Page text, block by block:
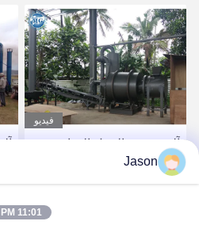
فيديو
آلة تجفيف الرمل الدوارة من
الصلب الكربوني بثلاث
أسطوانات 25t / H
احصل على أفضل سعر
Jason
11:01 PM